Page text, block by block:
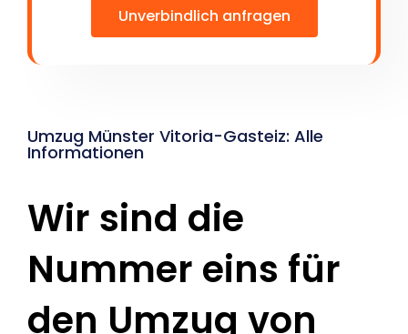
Unverbindlich anfragen
Umzug Münster Vitoria-Gasteiz: Alle
Informationen
Wir sind die
Nummer eins für
den Umzug von